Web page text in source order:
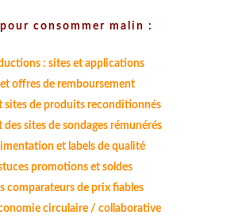
consommer malin :
: sites et applications
offres de remboursement
sites de produits reconditionnés
des sites de sondages rémunérés
et labels de qualité
promotions et soldes
comparateurs de prix fiables
circulaire / collaborative